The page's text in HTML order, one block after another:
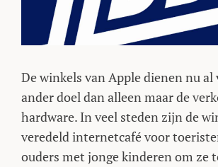
De winkels van Apple dienen nu al
ander doel dan alleen maar de
hardware. In veel steden zijn de
veredeld internetcafé voor
ouders met jonge kinderen om ze